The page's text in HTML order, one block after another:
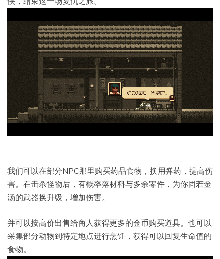
我们可以在部分NPC那里购买药品食物，换用弹药，提高伤
害。在击杀怪物后，有概率落材料与多余零件，为你固若金
汤的武器换升级，增加伤害。
并可以按高价出售给商人获得更多的金币购买道具。也可以
采集部分动物到特定地点进行烹饪，获得可以回复生命值的
食物。